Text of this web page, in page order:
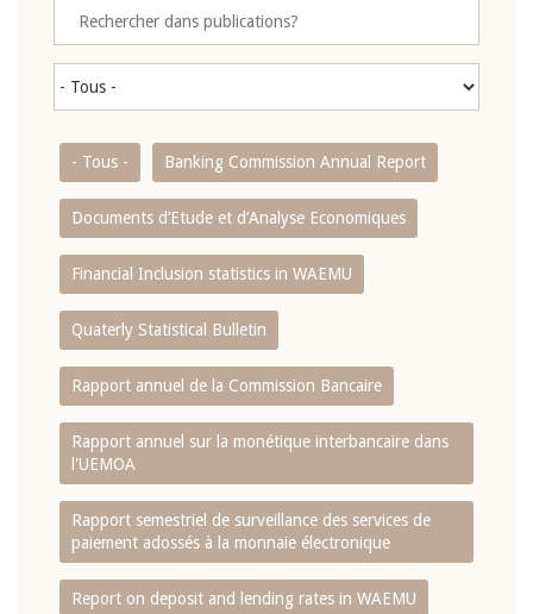
- Tous - Banking Commission Annual Report
Documents d’Etude et d’Analyse Economiques
Financial Inclusion statistics in WAEMU
Quaterly Statistical Bulletin
Rapport annuel de la Commission Bancaire
Rapport annuel sur la monétique interbancaire dans
l'UEMOA
Rapport semestriel de surveillance des services de
paiement adossés à la monnaie électronique
Report on deposit and lending rates in WAEMU